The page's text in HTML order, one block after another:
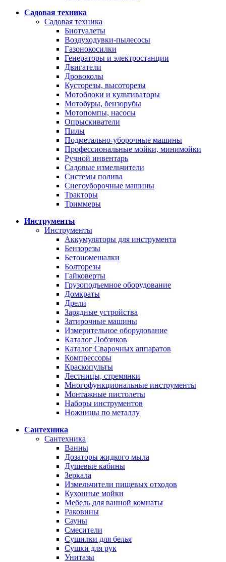
Садовая техника
Садовая техника
Биотуалеты
Воздуходувки-пылесосы
Газонокосилки
Генераторы и электростанции
Двигатели
Дровоколы
Кусторезы, высоторезы
Мотоблоки и культиваторы
Мотобуры, бензорубы
Мотопомпы, насосы
Опрыскиватели
Пилы
Подметально-уборочные машины
Профессиональные мойки, минимойки
Ручной инвентарь
Садовые измельчители
Системы полива
Снегоуборочные машины
Тракторы
Триммеры
Инструменты
Инструменты
Аккумуляторы для инструмента
Бензорезы
Бетономешалки
Болторезы
Гайковерты
Грузоподъемное оборудование
Домкраты
Дрели
Зарядные устройства
Затирочные машины
Измерительное оборудование
Каталог Лобзиков
Каталог Сварочных аппаратов
Компрессоры
Краскопульты
Лестницы, стремянки
Многофункциональные инструменты
Монтажные пистолеты
Наборы инструментов
Ножницы по металлу
Сантехника
Сантехника
Ванны
Дозаторы жидкого мыла
Душевые кабины
Зеркала
Измельчители пищевых отходов
Кухонные мойки
Мебель для ванной комнаты
Раковины
Сауны
Смесители
Сушилки для белья
Сушки для рук
Унитазы